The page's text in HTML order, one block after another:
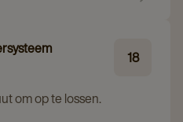
18
om op te lossen.